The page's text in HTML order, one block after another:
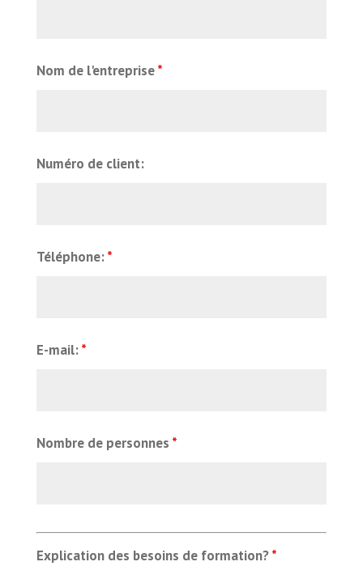
Nom de l'entreprise*
Numéro de client:
Téléphone:*
E-mail:*
Nombre de personnes *
Explication des besoins de formation?*